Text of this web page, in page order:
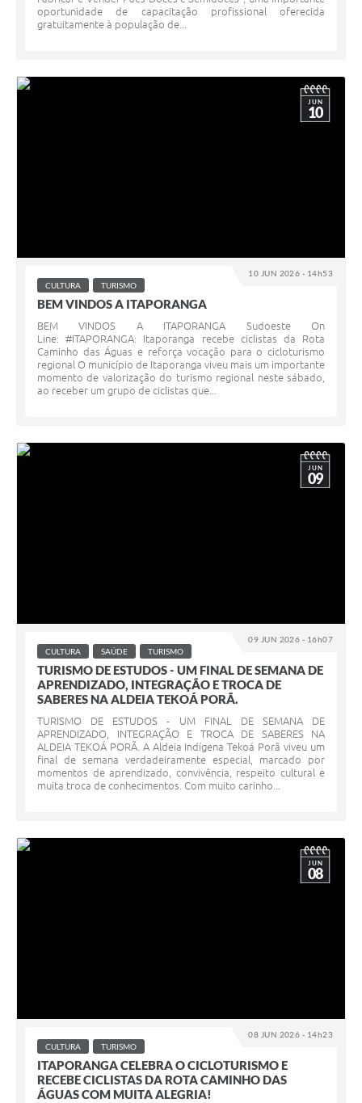
oportunidade de capacitação profissional oferecida
gratuitamente à população de...
10 JUN 2026 - 14h53
JUN
10
CULTURA TURISMO
BEM VINDOS A ITAPORANGA
BEM VINDOS A ITAPORANGA Sudoeste On
Line: #ITAPORANGA: Itaporanga recebe ciclistas da Rota
Caminho das Águas e reforça vocação para o cicloturismo
regional O município de Itaporanga viveu mais um importante
momento de valorização do turismo regional neste sábado,
ao receber um grupo de ciclistas que...
09 JUN 2026 - 16h07
JUN
09
CULTURA SAÚDE TURISMO
TURISMO DE ESTUDOS - UM FINAL DE SEMANA DE
APRENDIZADO, INTEGRAÇÃO E TROCA DE
SABERES NA ALDEIA TEKOÁ PORÃ.
TURISMO DE ESTUDOS - UM FINAL DE SEMANA DE
APRENDIZADO, INTEGRAÇÃO E TROCA DE SABERES NA
ALDEIA TEKOÁ PORÃ. A Aldeia Indígena Tekoá Porã viveu um
final de semana verdadeiramente especial, marcado por
momentos de aprendizado, convivência, respeito cultural e
muita troca de conhecimentos. Com muito carinho...
08 JUN 2026 - 14h23
JUN
08
CULTURA TURISMO
ITAPORANGA CELEBRA O CICLOTURISMO E
RECEBE CICLISTAS DA ROTA CAMINHO DAS
ÁGUAS COM MUITA ALEGRIA!